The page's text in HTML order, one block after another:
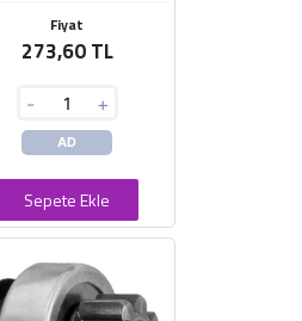
Fiyat
273,60 TL
- +
AD
Sepete Ekle